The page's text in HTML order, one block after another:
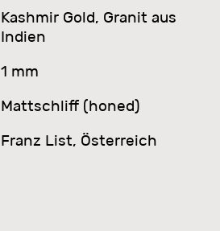
Kashmir Gold, Granit aus
Indien
1 mm
Mattschliff (honed)
Franz List, Österreich